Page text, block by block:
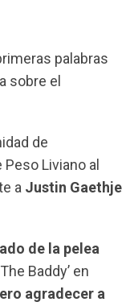
palabras
sobre el
de
Liviano al
a Justin Gaethje
de la pelea
Baddy’ en
agradecer a